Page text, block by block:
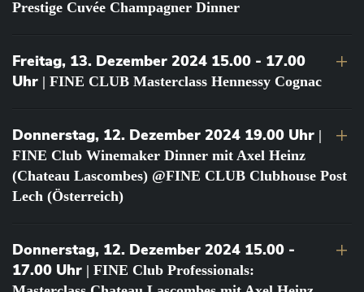
Prestige Cuvée Champagner Dinner
Freitag, 13. Dezember 2024 15.00 - 17.00
Uhr | FINE CLUB Masterclass Hennessy Cognac
Donnerstag, 12. Dezember 2024 19.00 Uhr |
FINE Club Winemaker Dinner mit Axel Heinz
(Chateau Lascombes) @FINE CLUB Clubhouse Post
Lech (Österreich)
Donnerstag, 12. Dezember 2024 15.00 -
17.00 Uhr | FINE Club Professionals: